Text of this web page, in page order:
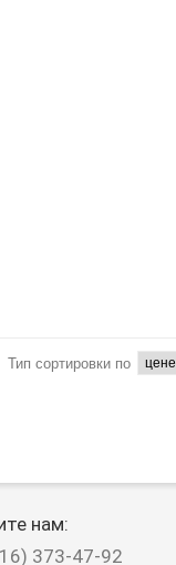
Тип сортировки по
нам:
373-47-92